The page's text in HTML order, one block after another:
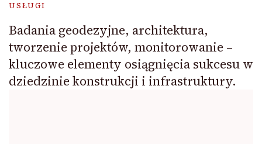
USŁUGI
Badania geodezyjne, architektura,
tworzenie projektów, monitorowanie –
kluczowe elementy osiągnięcia sukcesu w
dziedzinie konstrukcji i infrastruktury.